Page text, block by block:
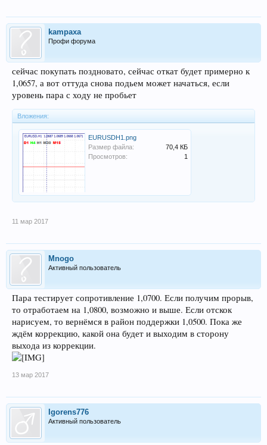
kampaxa
Профи форума
сейчас покупать поздновато, сейчас откат будет примерно к
1,0657, а вот оттуда снова подьем может начаться, если
уровень пара с ходу не пробьет
Вложения:
EURUSDH1.png
Размер файла:
70,4 КБ
Просмотров:
1
11 мар 2017
Mnogo
Активный пользователь
Пара тестирует сопротивление 1,0700. Если получим прорыв,
то отработаем на 1,0800, возможно и выше. Если отскок
нарисуем, то вернёмся в район поддержки 1,0500. Пока же
ждём коррекцию, какой она будет и выходим в сторону
выхода из коррекции.
13 мар 2017
Igorens776
Активный пользователь